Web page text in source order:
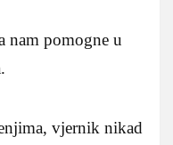
nam pomogne u
vjernik nikad